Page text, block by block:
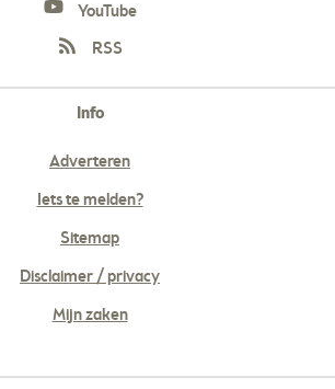
YouTube
RSS
Info
Adverteren
Iets te melden?
Sitemap
Disclaimer / privacy
Mijn zaken